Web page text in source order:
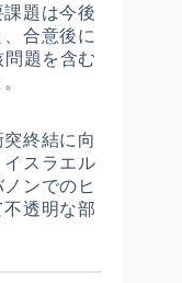
題は今後
合意後に
題を含む
終結に向
スラエル
ンでのヒ
透明な部